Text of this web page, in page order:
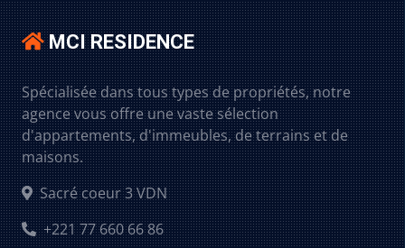
MCI RESIDENCE
Spécialisée dans tous types de propriétés, notre
agence vous offre une vaste sélection
d'appartements, d'immeubles, de terrains et de
maisons.
Sacré coeur 3 VDN
+221 77 660 66 86